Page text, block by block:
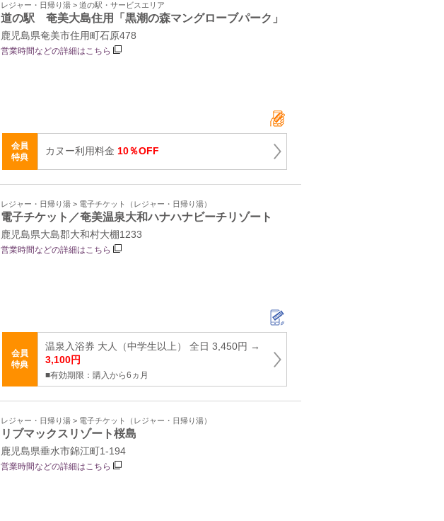
レジャー・日帰り湯 > 道の駅・サービスエリア
道の駅 奄美大島住用「黒潮の森マングローブパーク」
鹿児島県奄美市住用町石原478
営業時間などの詳細はこちら
会員
特典
カヌー利用料金 10％OFF
レジャー・日帰り湯 > 電子チケット（レジャー・日帰り湯）
電子チケット／奄美温泉大和ハナハナビーチリゾート
鹿児島県大島郡大和村大棚1233
営業時間などの詳細はこちら
会員
特典
温泉入浴券 大人（中学生以上） 全日 3,450円 →
3,100円
■有効期限：購入から6ヵ月
レジャー・日帰り湯 > 電子チケット（レジャー・日帰り湯）
リブマックスリゾート桜島
鹿児島県垂水市錦江町1-194
営業時間などの詳細はこちら